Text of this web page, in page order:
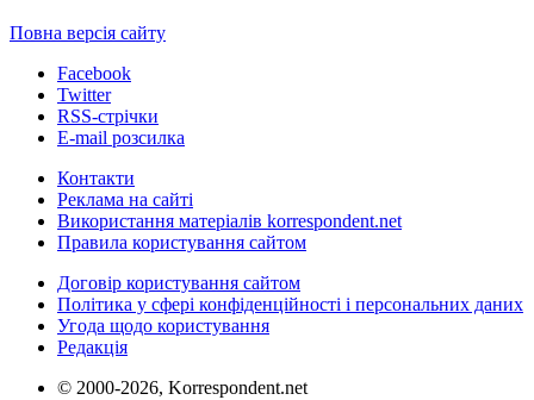
Повна версія сайту
Facebook
Twitter
RSS-стрічки
E-mail розсилка
Контакти
Реклама на сайті
Використання матеріалів korrespondent.net
Правила користування сайтом
Договір користування сайтом
Політика у сфері конфіденційності і персональних даних
Угода щодо користування
Редакція
© 2000-2026, Korrespondent.net